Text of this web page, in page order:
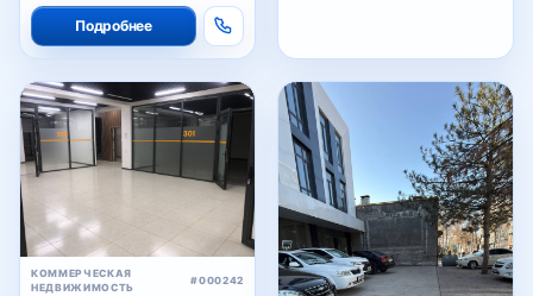
Подробнее
КОММЕРЧЕСКАЯ
НЕДВИЖИМОСТЬ
#000242